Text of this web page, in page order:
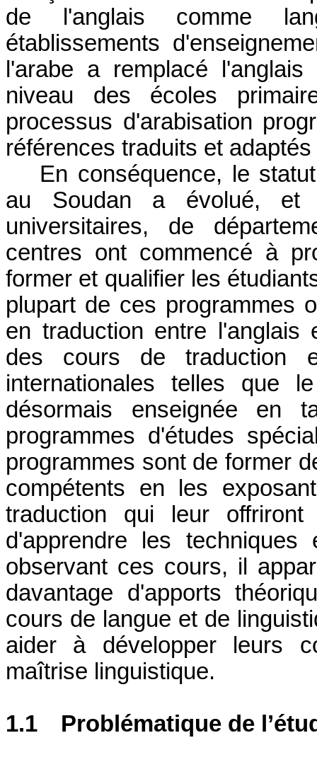
de l'anglais comme
établissements
l'arabe a remplacé
niveau des écoles
processus d'arabisation
références traduits et
En conséquence, le
au Soudan a évolué, et
universitaires, de
centres ont commencé à
former et qualifier les
plupart de ces programmes
en traduction entre l'anglais
des cours de traduction
internationales telles que
désormais enseignée en
programmes d'études
programmes sont de former
compétents en les
traduction qui leur
d'apprendre les
observant ces cours, il
davantage d'apports
cours de langue et de
aider à développer leurs
maîtrise linguistique.
1.1 Problématique de